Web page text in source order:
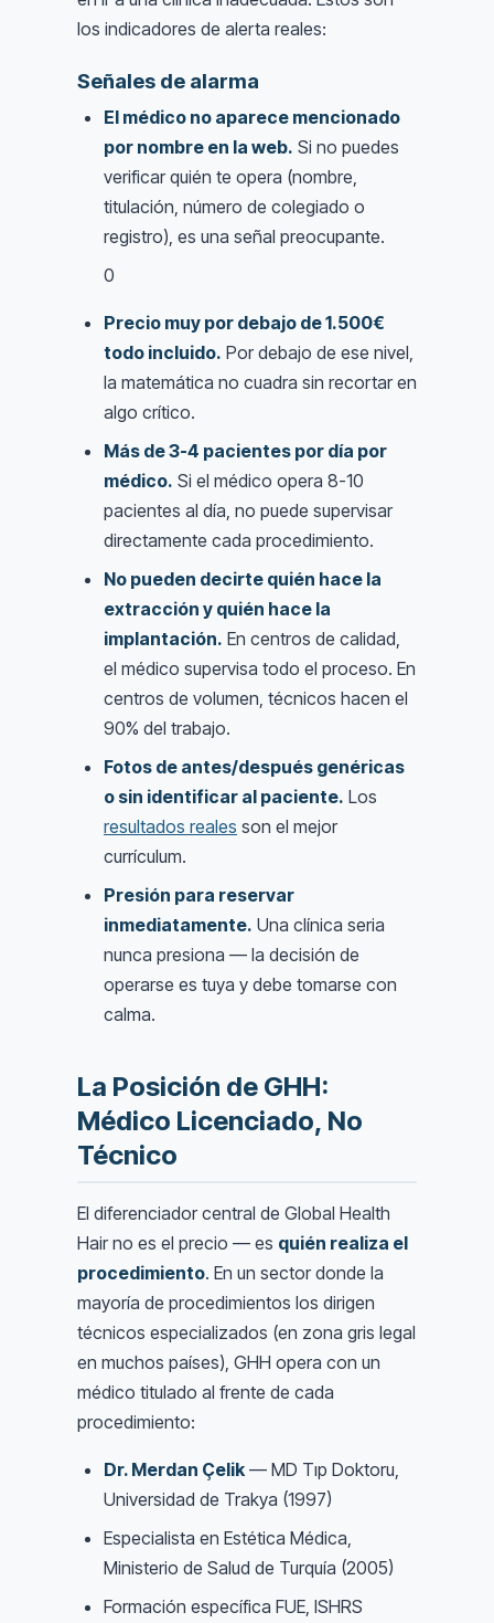
los indicadores de alerta reales:
Señales de alarma
El médico no aparece mencionado
por nombre en la web. Si no puedes
verificar quién te opera (nombre,
titulación, número de colegiado o
registro), es una señal preocupante.
0
Precio muy por debajo de 1.500€
todo incluido. Por debajo de ese nivel,
la matemática no cuadra sin recortar en
algo crítico.
Más de 3-4 pacientes por día por
médico. Si el médico opera 8-10
pacientes al día, no puede supervisar
directamente cada procedimiento.
No pueden decirte quién hace la
extracción y quién hace la
implantación. En centros de calidad,
el médico supervisa todo el proceso. En
centros de volumen, técnicos hacen el
90% del trabajo.
Fotos de antes/después genéricas
o sin identificar al paciente. Los
resultados reales son el mejor
currículum.
Presión para reservar
inmediatamente. Una clínica seria
nunca presiona — la decisión de
operarse es tuya y debe tomarse con
calma.
La Posición de GHH:
Médico Licenciado, No
Técnico
El diferenciador central de Global Health
Hair no es el precio — es quién realiza el
procedimiento. En un sector donde la
mayoría de procedimientos los dirigen
técnicos especializados (en zona gris legal
en muchos países), GHH opera con un
médico titulado al frente de cada
procedimiento:
Dr. Merdan Çelik — MD Tıp Doktoru,
Universidad de Trakya (1997)
Especialista en Estética Médica,
Ministerio de Salud de Turquía (2005)
Formación específica FUE, ISHRS